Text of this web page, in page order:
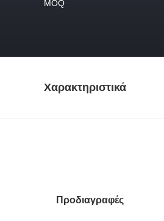
MOQ
Χαρακτηριστικά
Προδιαγραφές